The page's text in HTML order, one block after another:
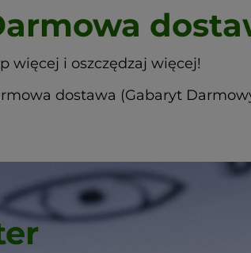
więcej i oszczędzaj więcej!
dostawa (Gabaryt